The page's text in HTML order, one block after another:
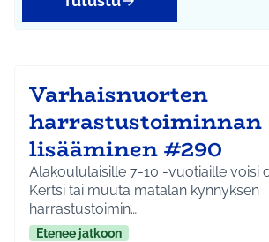
Varhaisnuorten
harrastustoiminnan
lisääminen #290
Alakoululaisille 7-10 -vuotiaille voisi
Kertsi tai muuta matalan kynnyksen
harrastustoimin…
Etenee jatkoon